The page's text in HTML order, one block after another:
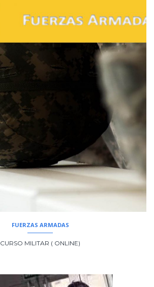
FUERZAS ARMADAS
CURSO MILITAR ( ONLINE)